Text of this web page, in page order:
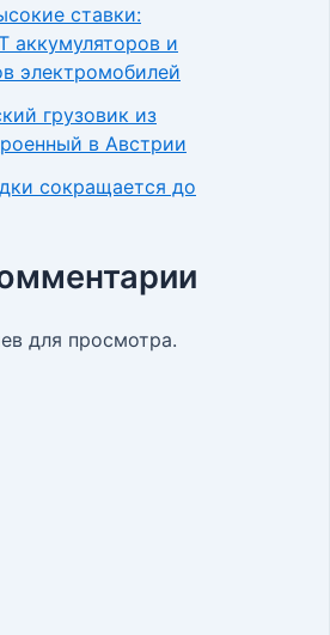
ставки:
аккумуляторов и
электромобилей
грузовик из
в Австрии
сокращается до
для просмотра.